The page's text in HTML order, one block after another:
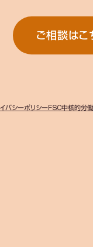
ご相談は
バシーポリシーＦＳＣ中核的